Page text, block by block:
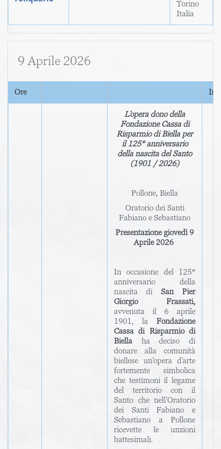
Torino
Italia
9 Aprile 2026
Ore
L’opera dono della
Fondazione Cassa di
Risparmio di Biella per
il 125° anniversario
della nascita del Santo
(1901 / 2026)
Pollone, Biella
Oratorio dei Santi
Fabiano e Sebastiano
Presentazione giovedì 9
Aprile 2026
In occasione del 125°
anniversario della
nascita diSan Pier
Giorgio Frassati,
avvenuta il 6 aprile
1901, laFondazione
Cassa di Risparmio di
Biella ha deciso di
donare alla comunità
biellese un’opera d’arte
fortemente simbolica
che testimoni il legame
del territorio con il
Santo che nell’Oratorio
dei Santi Fabiano e
Sebastiano a Pollone
ricevette le unzioni
battesimali.